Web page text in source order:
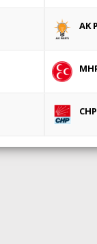
AK
CHP